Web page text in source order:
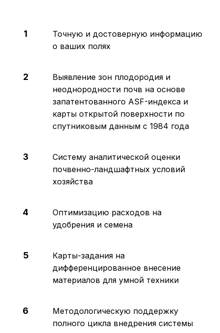
1
Точную и достоверную информацию
о ваших полях
2
Выявление зон плодородия и
неоднородности почв на основе
запатентованного ASF-индекса и
карты открытой поверхности по
спутниковым данным с 1984 года
3
Систему аналитической оценки
почвенно-ландшафтных условий
хозяйства
4
Оптимизацию расходов на
удобрения и семена
5
Карты-задания на
дифференцированное внесение
материалов для умной техники
6
Методологическую поддержку
полного цикла внедрения системы